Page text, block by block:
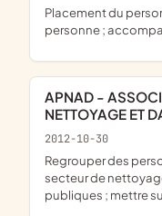
placement du personnel de nettoyage, de service à la
personne ;
APNAD - ASSOCIATION DE PERSONNEL DE
NETTOYAGE ET
2012-10-30
regrouper des personnes désirant travailler dans le
secteur de
publiques ; mettre